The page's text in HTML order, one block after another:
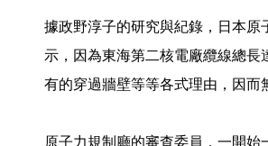
據政野淳子的研究與紀錄，日本原
示，因為東海第二核電廠纜線總長
有的穿過牆壁等等各式理由，因而
原子力規制廳的審查委員，一開始